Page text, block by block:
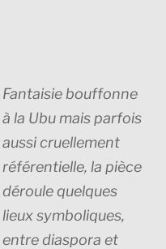
Fantaisie bouffonne
à la Ubu mais parfois
aussi cruellement
référentielle, la pièce
déroule quelques
lieux symboliques,
entre diaspora et